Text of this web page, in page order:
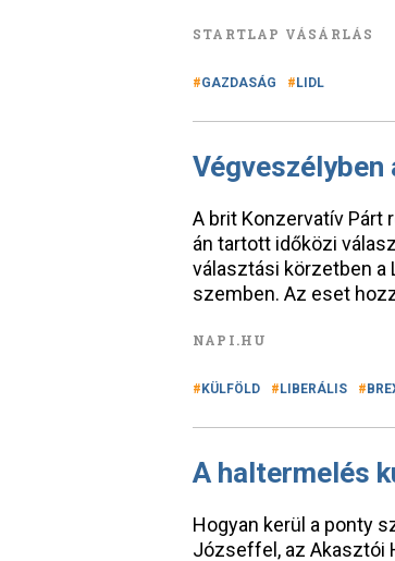
STARTLAP VÁSÁRLÁS
GAZDASÁG LIDL
A brit Konzervatív
án tartott időközi
választási körzetben a
szemben. Az eset
NAPI.HU
KÜLFÖLD LIBERÁLIS
A haltermelés
Hogyan kerül a ponty
Józseffel, az Akasztói